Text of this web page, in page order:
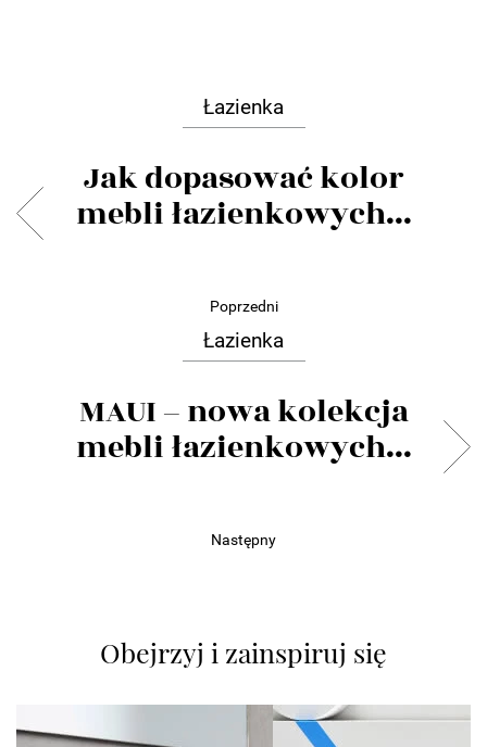
Łazienka
Jak dopasować kolor
mebli łazienkowych...
Poprzedni
Łazienka
MAUI – nowa kolekcja
mebli łazienkowych...
Następny
Obejrzyj i zainspiruj się